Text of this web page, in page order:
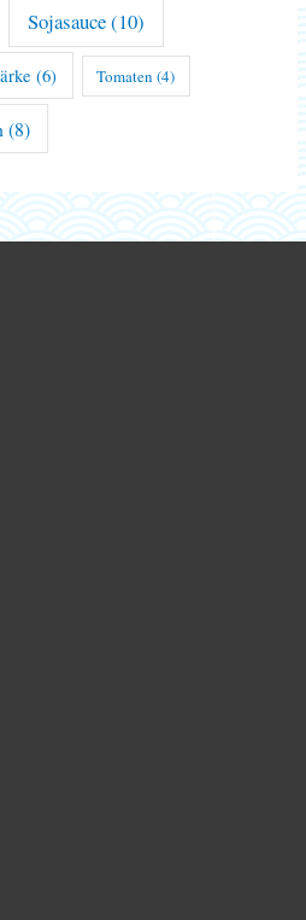
Sojasauce(10)
(6) Tomaten (4)
(8)